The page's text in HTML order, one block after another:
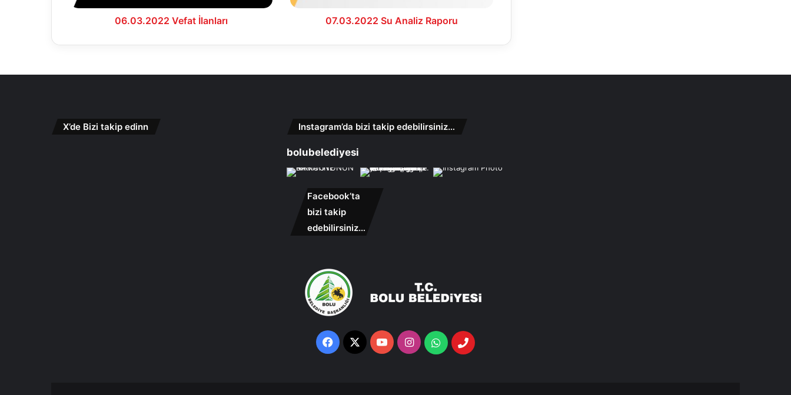
06.03.2022 Vefat İlanları 07.03.2022 Su Analiz Raporu
X’de Bizi takip edinn Instagram’da bizi takip edebilirsiniz…
bolubelediyesi
Facebook’ta
bizi takip
edebilirsiniz…
Facebook
X YouTubeInstagramWhatsappTelefon